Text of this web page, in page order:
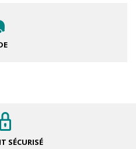
SÉCURISÉ